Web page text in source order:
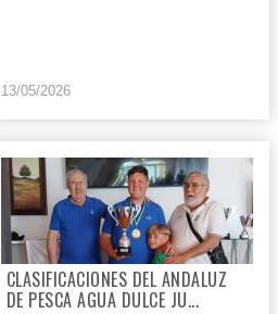
13/05/2026
CLASIFICACIONES DEL ANDALUZ
DE PESCA AGUA DULCE JU...